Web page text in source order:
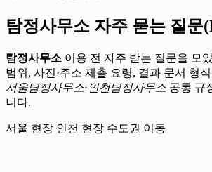
탐정사무소 자주 묻는 질문
탐정사무소 이용 전 자주 받는 질문을 모
범위, 사진·주소 제출 요령, 결과 문서 형
서울탐정사무소· 인천탐정사무소 공통 규
니다.
서울 현장 인천 현장 수도권 이동